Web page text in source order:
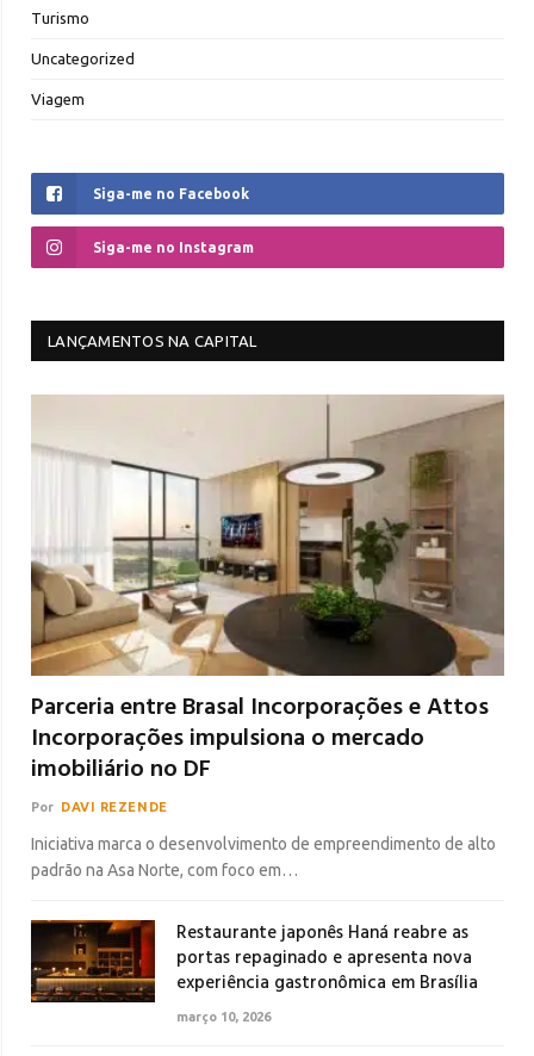
Turismo
Uncategorized
Viagem
Siga-me no Facebook
Siga-me no Instagram
LANÇAMENTOS NA CAPITAL
Parceria entre Brasal Incorporações e Attos
Incorporações impulsiona o mercado
imobiliário no DF
Por DAVI REZENDE
Iniciativa marca o desenvolvimento de empreendimento de alto
padrão na Asa Norte, com foco em…
Restaurante japonês Haná reabre as
portas repaginado e apresenta nova
experiência gastronômica em Brasília
março 10, 2026